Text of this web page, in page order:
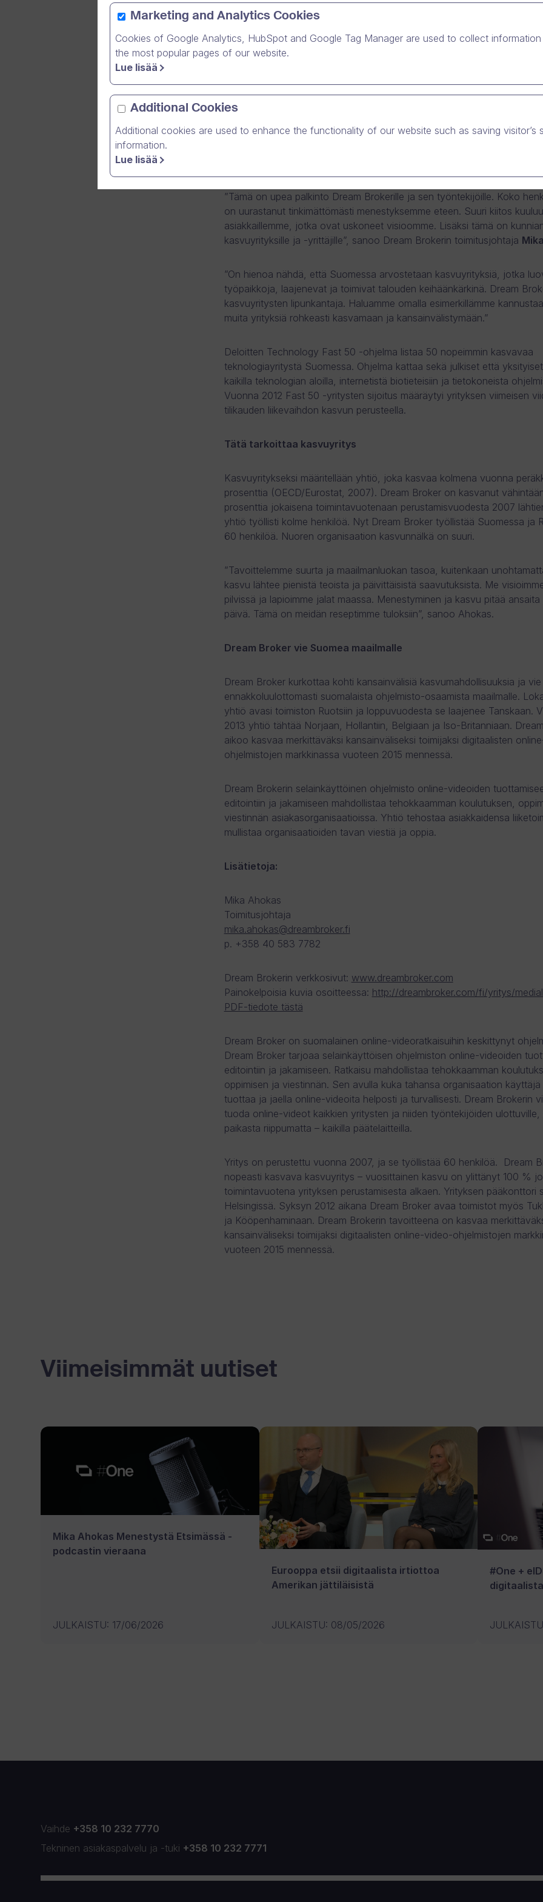
Suomalainen ohjelmistoyhtiö Dream Broker on voittanut Deloitten
Technology Fast 50 -kilpailun. Kasvuyritysten sarjan kirkkain tähti
Dream Broker voitti maamme teknologiayritysten kasvupalkinnon
on vuosina 2007–2011 kasvanut yhteensä 2712 prosenttia. Voitto
”Tämä on upea palkinto Dream Brokerille ja sen työntekijöille. Koko
on uurastanut tinkimättömästi menestyksemme eteen. Suuri kiitos
asiakkaillemme, jotka ovat uskoneet visioomme. Lisäksi tämä on
kasvuyrityksille ja -yrittäjille”, sanoo Dream Brokerin toimitusjohtaja
”On hienoa nähdä, että Suomessa arvostetaan kasvuyrityksiä, jotka
työpaikkoja, laajenevat ja toimivat talouden keihäänkärkinä. Dream
kasvuyritysten lipunkantaja. Haluamme omalla esimerkillämme
muita yrityksiä rohkeasti kasvamaan ja kansainvälistymään.”
Deloitten Technology Fast 50 -ohjelma listaa 50 nopeimmin kasvavaa
teknologiayritystä Suomessa. Ohjelma kattaa sekä julkiset että
kaikilla teknologian aloilla, internetistä biotieteisiin ja tietokoneista
Vuonna 2012 Fast 50 -yritysten sijoitus määräytyi yrityksen viimeisen
tilikauden liikevaihdon kasvun perusteella.
Tätä tarkoittaa kasvuyritys
Kasvuyritykseksi määritellään yhtiö, joka kasvaa kolmena vuonna
prosenttia (OECD/Eurostat, 2007). Dream Broker on kasvanut
prosenttia jokaisena toimintavuotenaan perustamisvuodesta 2007
yhtiö työllisti kolme henkilöä. Nyt Dream Broker työllistää Suomessa ja
60 henkilöä. Nuoren organisaation kasvunnälkä on suuri.
”Tavoittelemme suurta ja maailmanluokan tasoa, kuitenkaan
kasvu lähtee pienistä teoista ja päivittäisistä saavutuksista. Me
pilvissä ja lapioimme jalat maassa. Menestyminen ja kasvu pitää ansaita
päivä. Tämä on meidän reseptimme tuloksiin”, sanoo Ahokas.
Dream Broker vie Suomea maailmalle
Dream Broker kurkottaa kohti kansainvälisiä kasvumahdollisuuksia ja vie
ennakkoluulottomasti suomalaista ohjelmisto-osaamista maailmalle.
yhtiö avasi toimiston Ruotsiin ja loppuvuodesta se laajenee Tanskaan.
2013 yhtiö tähtää Norjaan, Hollantiin, Belgiaan ja Iso-Britanniaan.
aikoo kasvaa merkittäväksi kansainväliseksi toimijaksi digitaalisten
ohjelmistojen markkinassa vuoteen 2015 mennessä.
Dream Brokerin selainkäyttöinen ohjelmisto online-videoiden
editointiin ja jakamiseen mahdollistaa tehokkaamman koulutuksen,
viestinnän asiakasorganisaatioissa. Yhtiö tehostaa asiakkaidensa
mullistaa organisaatioiden tavan viestiä ja oppia.
Lisätietoja:
Mika Ahokas
Toimitusjohtaja
mika.ahokas@dreambroker.fi
p. +358 40 583 7782
Dream Brokerin verkkosivut: www.dreambroker.com
Painokelpoisia kuvia osoitteessa: http://dreambroker.com/fi/yritys/
PDF-tiedote tästä
Dream Broker on suomalainen online-videoratkaisuihin keskittynyt
Dream Broker tarjoaa selainkäyttöisen ohjelmiston online-videoiden
editointiin ja jakamiseen. Ratkaisu mahdollistaa tehokkaamman
oppimisen ja viestinnän. Sen avulla kuka tahansa organisaation
tuottaa ja jaella online-videoita helposti ja turvallisesti. Dream Brokerin
tuoda online-videot kaikkien yritysten ja niiden työntekijöiden ulottuville,
paikasta riippumatta – kaikilla päätelaitteilla.
Yritys on perustettu vuonna 2007, ja se työllistää 60 henkilöä. Dream
nopeasti kasvava kasvuyritys – vuosittainen kasvu on ylittänyt 100 %
toimintavuotena yrityksen perustamisesta alkaen. Yrityksen pääkonttori
Helsingissä. Syksyn 2012 aikana Dream Broker avaa toimistot myös
ja Kööpenhaminaan. Dream Brokerin tavoitteena on kasvaa
kansainväliseksi toimijaksi digitaalisten online-video-ohjelmistojen
vuoteen 2015 mennessä.
Viimeisimmät uutiset
Mika Ahokas Menestystä Etsimässä -
podcastin vieraana
JULKAISTU: 17/06/2026
Eurooppa etsii digitaalista irtiottoa
Amerikan jättiläisistä
JULKAISTU: 08/05/2026
#One +
JULKAISTU
Vaihde +358 10 232 7770
Tekninen asiakaspalvelu ja -tuki +358 10 232 7771
Marketing and Analytics Cookies
Cookies of Google Analytics, HubSpot and Google Tag Manager are used to collect
the most popular pages of our website.
Lue lisää
Additional Cookies
Additional cookies are used to enhance the functionality of our website such as saving visitor’s
information.
Lue lisää